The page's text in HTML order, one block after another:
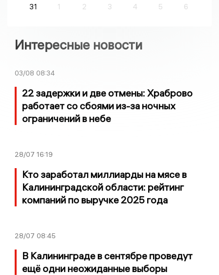
31
1 2 3 4 5 6
Интересные новости
03/08 08:34
22 задержки и две отмены: Храброво
работает со сбоями из-за ночных
ограничений в небе
28/07 16:19
Кто заработал миллиарды на мясе в
Калининградской области: рейтинг
компаний по выручке 2025 года
28/07 08:45
В Калининграде в сентябре проведут
ещё одни неожиданные выборы